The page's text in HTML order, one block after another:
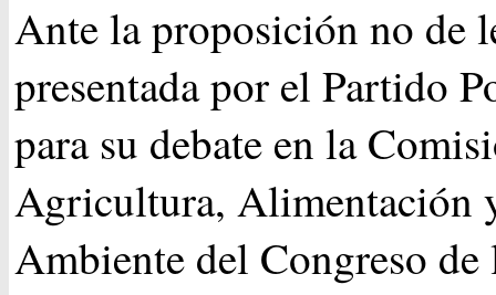
Ante la proposición no de
presentada por el Partido
para su debate en la
Agricultura, Alimentación
Ambiente del Congreso de